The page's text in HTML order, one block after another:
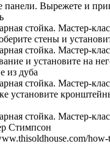
панели. Вырежете и
стены и
и установите на
из дуба
установите
Стимпсон